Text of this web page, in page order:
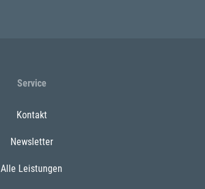
Service
Kontakt
Newsletter
Alle Leistungen